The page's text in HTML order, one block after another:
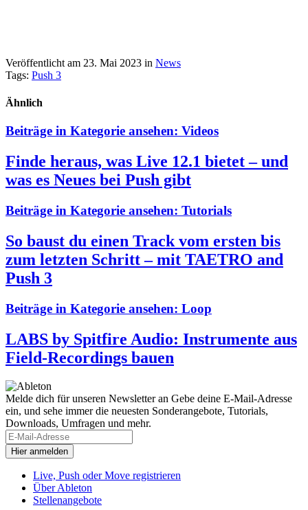
Veröffentlicht am 23. Mai 2023 in News
Tags: Push 3
Ähnlich
Beiträge in Kategorie ansehen: Videos
Finde heraus, was Live 12.1 bietet – und
was es Neues bei Push gibt
Beiträge in Kategorie ansehen: Tutorials
So baust du einen Track vom ersten bis
zum letzten Schritt – mit TAETRO and
Push 3
Beiträge in Kategorie ansehen: Loop
LABS by Spitfire Audio: Instrumente aus
Field-Recordings bauen
Melde dich für unseren Newsletter an Gebe deine E-Mail-Adresse
ein, und sehe immer die neuesten Sonderangebote, Tutorials,
Downloads, Umfragen und mehr.
Live, Push oder Move registrieren
Über Ableton
Stellenangebote